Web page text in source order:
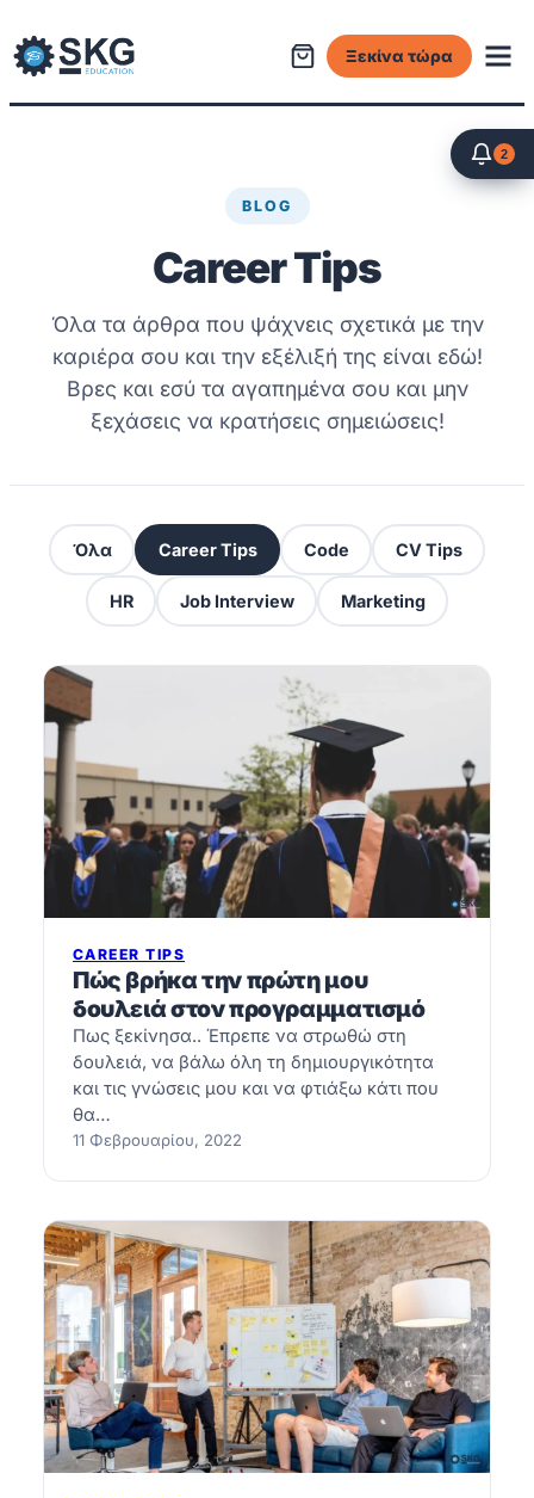
στο
περιεχόμενο
Ξεκίνα τώρα
BLOG
Career Tips
Όλα τα άρθρα που ψάχνεις σχετικά με την
καριέρα σου και την εξέλιξή της είναι εδώ!
Βρες και εσύ τα αγαπημένα σου και μην
ξεχάσεις να κρατήσεις σημειώσεις!
Όλα Career Tips Code CV Tips
HR Job Interview Marketing
CAREER TIPS
Πώς βρήκα την πρώτη μου
δουλειά στον προγραμματισμό
Πως ξεκίνησα.. Έπρεπε να στρωθώ στη
δουλειά, να βάλω όλη τη δημιουργικότητα
και τις γνώσεις μου και να φτιάξω κάτι που
θα…
11 Φεβρουαρίου, 2022
2